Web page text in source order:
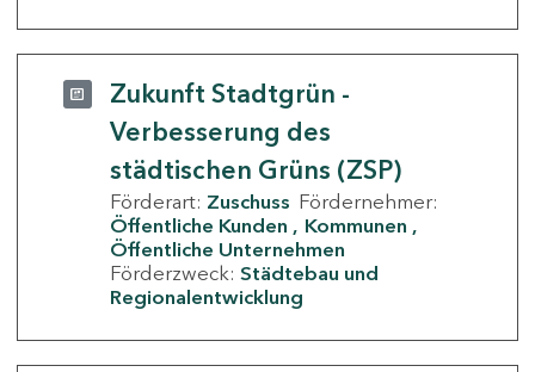
Zukunft Stadtgrün -
Verbesserung des
städtischen Grüns (ZSP)
Förderart: Zuschuss Fördernehmer:
Öffentliche Kunden
Kommunen
Öffentliche Unternehmen
Förderzweck: Städtebau und
Regionalentwicklung